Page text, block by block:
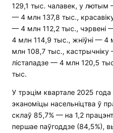
129,1 тыс. чалавек, у лютым
— 4 млн 137,8 тыс.,
— 4 млн 112,2 тыс., чэрвені
4 млн 114,9 тыс., жніўні — 4
млн 108,7 тыс.,
лістападзе — 4 млн 120,5
тыс.
У трэцім квартале 2025 года
эканоміцы насельніцтва ў
склаў 85,7% — на 1,2
першае паўгоддзе (84,5%),